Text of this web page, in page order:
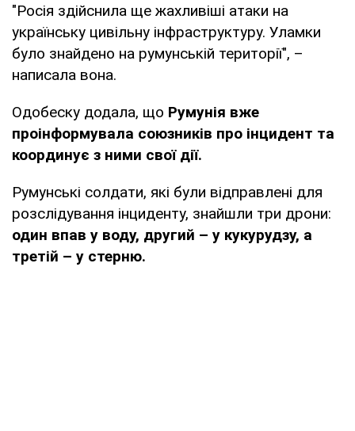
"Росія здійснила ще жахливіші атаки на
українську цивільну інфраструктуру. Уламки
було знайдено на румунській території", –
написала вона.
Одобеску додала, що Румунія вже
проінформувала союзників про інцидент та
координує з ними свої дії.
Румунські солдати, які були відправлені для
розслідування інциденту, знайшли три дрони:
один впав у воду, другий – у кукурудзу, а
третій – у стерню.